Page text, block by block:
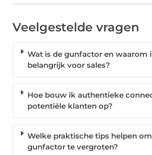
Veelgestelde vragen
Wat is de gunfactor en waarom
belangrijk voor sales?
Hoe bouw ik authentieke
potentiële klanten op?
Welke praktische tips helpen
gunfactor te vergroten?